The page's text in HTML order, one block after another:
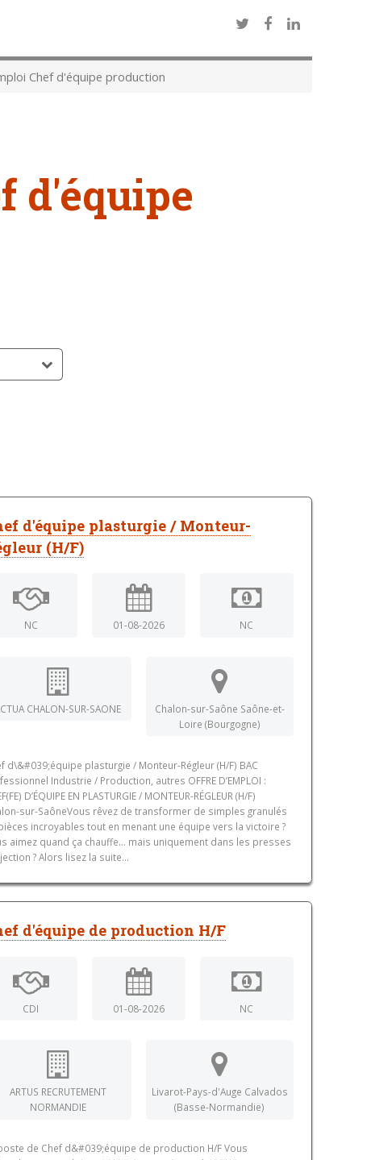
Chef d'équipe production
d'équipe
d'équipe plasturgie / Monteur-
(H/F)
NC 01-08-2026 NC
CHALON-SUR-SAONE
Chalon-sur-Saône Saône-et-
Loire (Bourgogne)
d\&#039;équipe plasturgie / Monteur-Régleur (H/F) BAC
Industrie / Production, autres OFFRE D’EMPLOI :
D’ÉQUIPE EN PLASTURGIE / MONTEUR-RÉGLEUR (H/F)
sur-SaôneVous rêvez de transformer de simples granulés
incroyables tout en menant une équipe vers la victoire ?
aimez quand ça chauffe... mais uniquement dans les presses
? Alors lisez la suite...
d'équipe de production H/F
CDI 01-08-2026 NC
ARTUS RECRUTEMENT
NORMANDIE
Livarot-Pays-d'Auge Calvados
(Basse-Normandie)
de Chef d&#039;équipe de production H/F Vous